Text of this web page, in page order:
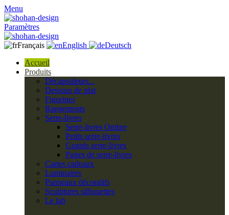
Menu
Paramètres
Français English
Deutsch
Accueil
Produits
Décapsuleurs...
Dessous de plat
Figurines
Rangements
Serre-livres
Serre-livres Ombre
Petits serre-livres
Grands serre-livres
Paires de serre-livres
Cartes cadeaux
Luminaires
Panneaux décoratifs
Sculptures silhouettes
Le lab